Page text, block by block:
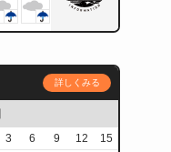
詳しくみる
3 6 9 12
15